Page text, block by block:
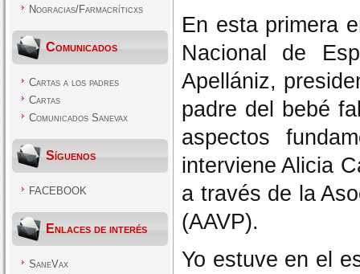
Nogracias/Farmacríticxs
Comunicados
Cartas a los padres
Cartas
Comunicados Sanevax
Síguenos
FACEBOOK
Enlaces de interés
SaneVax
En esta primera
Nacional de
Apellániz,
padre del bebé
aspectos
interviene Alicia
a través de la
(AAVP).
Yo estuve en el